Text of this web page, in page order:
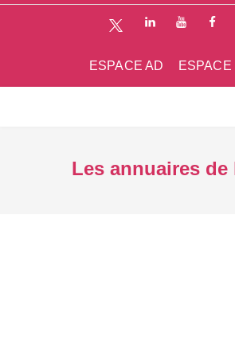
ESPACE
ESPACE AD
Les annuaires de